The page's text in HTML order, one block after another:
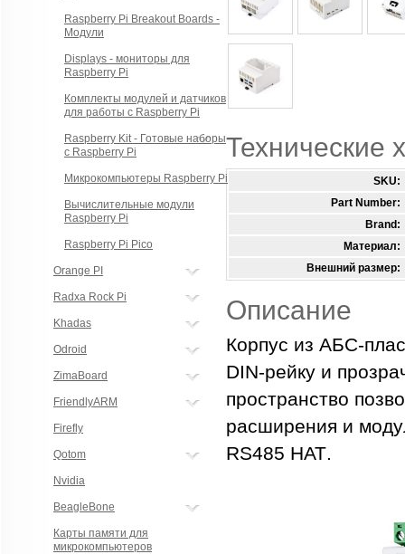
Raspberry Pi Breakout Boards -
Модули
Displays - мониторы для
Raspberry Pi
Комплекты модулей и датчиков
для работы с Raspberry Pi
Raspberry Kit - Готовые наборы
с Raspberry Pi
Микрокомпьютеры Raspberry Pi
Вычислительные модули
Raspberry Pi
Raspberry Pi Pico
Orange PI
Radxa Rock Pi
Khadas
Odroid
ZimaBoard
FriendlyARM
Firefly
Qotom
Nvidia
BeagleBone
Карты памяти для
микрокомпьютеров
Технические
SKU:
Part Number:
Brand:
Материал:
Внешний размер:
Описание
Корпус из АБС-
DIN-рейку и
пространство
расширения и
RS485 HAT.